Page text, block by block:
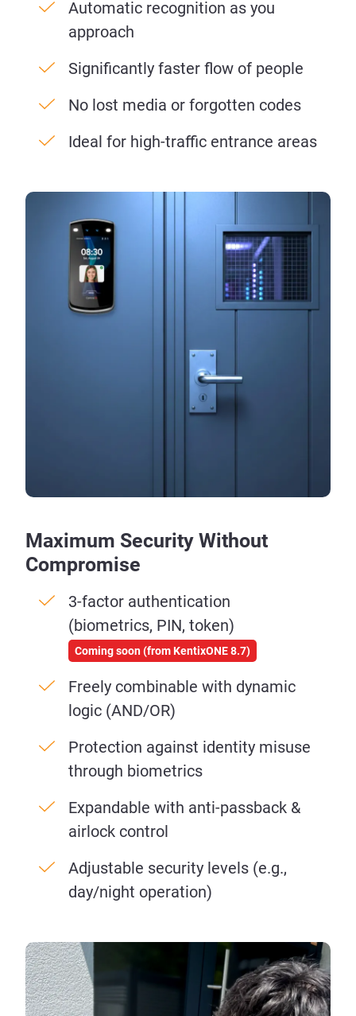
Automatic recognition as you
approach
Significantly faster flow of people
No lost media or forgotten codes
Ideal for high-traffic entrance areas
Maximum Security Without
Compromise
3-factor authentication
(biometrics, PIN, token)
Coming soon (from KentixONE 8.7)
Freely combinable with dynamic
logic (AND/OR)
Protection against identity misuse
through biometrics
Expandable with anti-passback &
airlock control
Adjustable security levels (e.g.,
day/night operation)